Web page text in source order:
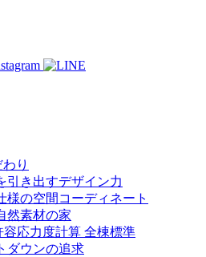
り
引き出すデザイン力
様の空間コーディネート
然素材の家
応力度計算 全棟標準
ダウンの追求